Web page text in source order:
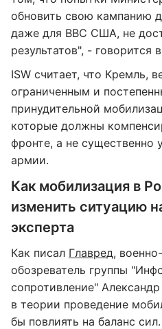
обновить свою кампанию
даже для ВВС США, не
результатов", - говорится
ISW считает, что Кремль,
ограниченным и
принудительной
которые должны
фронте, а не существенно
армии.
Как мобилизация в
изменить ситуацию
эксперта
Как писал Главред,
обозреватель группы
сопротивление"
в теории проведение
бы повлиять на баланс сил.